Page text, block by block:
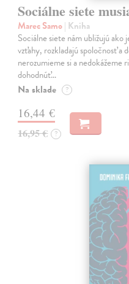
Sociálne siete
Marec Samo| Kniha
Sociálne siete nám ubližujú ako
vzťahy, rozkladajú spoločnosť a
nerozumieme si a nedokážeme
dohodnúť…
Na sklade ?
16,44 €
16,95 € ?